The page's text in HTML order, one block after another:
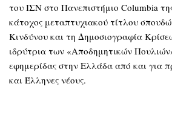
του ΙΣΝ στο Πανεπιστήμιο Columbia
κάτοχος μεταπτυχιακού τίτλου
Κινδύνου και τη Δημοσιογραφία
ιδρύτρια των «Αποδημητικών
εφημερίδας στην Ελλάδα από και για
και Έλληνες νέους.